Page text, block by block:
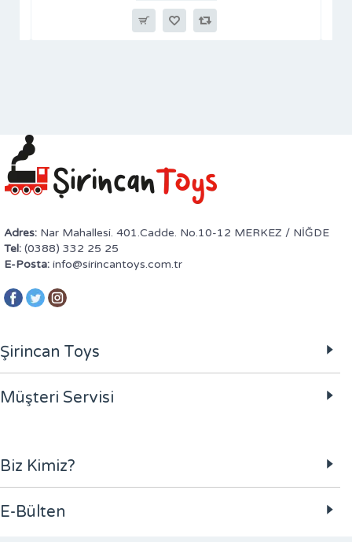
Adres: Nar Mahallesi. 401.Cadde. No.10-12 MERKEZ / NİĞDE
Tel: (0388) 332 25 25
E-Posta: info@sirincantoys.com.tr
Şirincan Toys
Müşteri Servisi
Biz Kimiz?
E-Bülten